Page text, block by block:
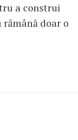
a construi
doar o